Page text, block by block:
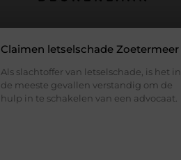
Claimen letselschade Zoetermeer
Als slachtoffer van letselschade, is het in
de meeste gevallen verstandig om de
hulp in te schakelen van een advocaat.